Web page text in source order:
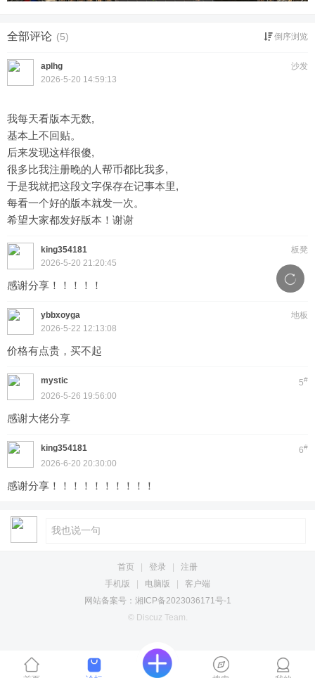
全部评论 (5) 倒序浏览
沙发
aplhg
2026-5-20 14:59:13
我每天看版本无数,
基本上不回贴。
后来发现这样很傻,
很多比我注册晚的人帮币都比我多,
于是我就把这段文字保存在记事本里,
每看一个好的版本就发一次。
希望大家都发好版本！谢谢
板凳
king354181
2026-5-20 21:20:45
感谢分享！！！！！
地板
ybbxoyga
2026-5-22 12:13:08
价格有点贵，买不起
5#
mystic
2026-5-26 19:56:00
感谢大佬分享
6#
king354181
2026-6-20 20:30:00
感谢分享！！！！！！！！！！
首页 登录
注册
手机版
电脑版
客户端
网站备案号：湘ICP备2023036171号-1
© Discuz Team.